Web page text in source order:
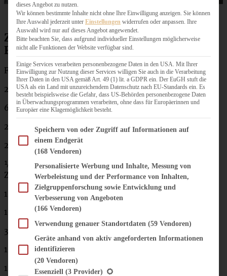
Zutaten One Pot French Onion Pasta –
Französische Zwiebelsuppen Pasta
Für 3 Portionen:
2 EL Butter
600 g große Zwiebeln
2 EL Olivenöl
2 Knoblauchzehen
½ Teelöffel getrockneter Thymian oder zwei bis drei
Zweige frischer Thymian
1 EL weißer Balsamico-Essig
100 ml trockener Weißwein
300 gRigatoni
1 EL Worcestershire-Sauce
1 l kräftige Rinderbrühe
dieses Angebot zu nutzen.
Wir können bestimmte Inhalte nicht ohne Ihre Einwilligung anzeigen. Sie können
Ihre Auswahl jederzeit unter Einstellungen widerrufen oder anpassen. Ihre
Auswahl wird nur auf dieses Angebot angewendet.
Bitte beachten Sie, dass aufgrund individueller Einstellungen möglicherweise
nicht alle Funktionen der Website verfügbar sind.
Einige Services verarbeiten personenbezogene Daten in den USA. Mit Ihrer
Einwilligung zur Nutzung dieser Services willigen Sie auch in die Verarbeitung
Ihrer Daten in den USA gemäß Art. 49 (1) lit. a GDPR ein. Der EuGH stuft die
USA als ein Land mit unzureichendem Datenschutz nach EU-Standards ein. Es
besteht beispielsweise die Gefahr, dass US-Behörden personenbezogene Daten
in Überwachungsprogrammen verarbeiten, ohne dass für Europäerinnen und
Europäer eine Klagemöglichkeit besteht.
Im Folgenden finden Sie eine Liste der Zwecke des IAB Transparency and Consent
Speichern von oder Zugriff auf Informationen auf
einem Endgerät
(168 Vendoren)
Personalisierte Werbung und Inhalte, Messung von
Werbeleistung und der Performance von Inhalten,
Zielgruppenforschung sowie Entwicklung und
Verbesserung von Angeboten
(166 Vendoren)
Verwendung genauer Standortdaten (59 Vendoren)
Geräte anhand von aktiv angeforderten Informationen
identifizieren
(20 Vendoren)
Es folgt eine Liste der Service-Gruppen, für die eine Einwilligung erteilt werden
Essenziell (3 Provider)